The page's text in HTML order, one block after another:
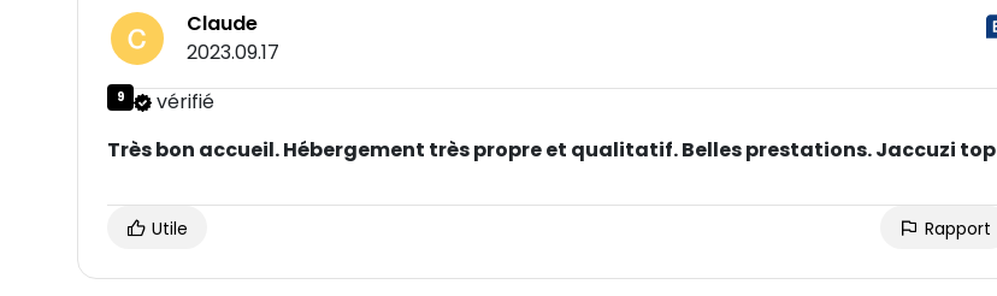
Claude
2023.09.17
9
vérifié
Très bon accueil. Hébergement très propre et qualitatif. Belles prestations. Jaccuzi top
Utile Rapport